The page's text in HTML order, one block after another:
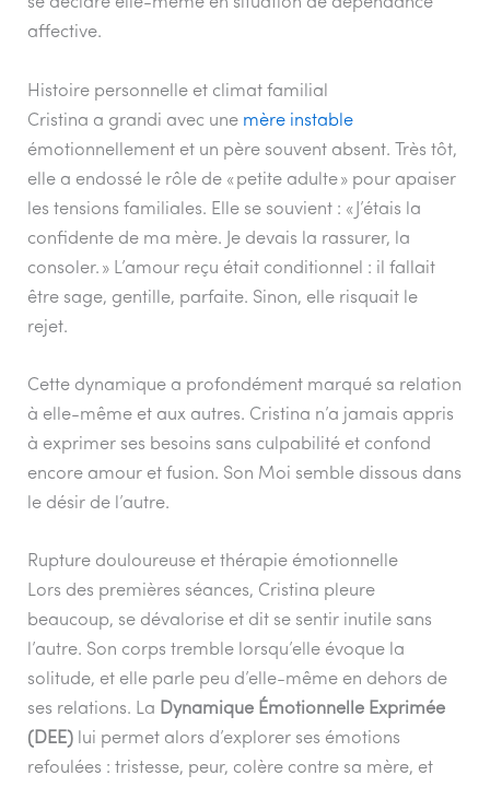
se déclare elle-même en situation de dépendance
affective.
Histoire personnelle et climat familial
Cristina a grandi avec une mère instable
émotionnellement et un père souvent absent. Très tôt,
elle a endossé le rôle de « petite adulte » pour apaiser
les tensions familiales. Elle se souvient : « J’étais la
confidente de ma mère. Je devais la rassurer, la
consoler. » L’amour reçu était conditionnel : il fallait
être sage, gentille, parfaite. Sinon, elle risquait le
rejet.
Cette dynamique a profondément marqué sa relation
à elle-même et aux autres. Cristina n’a jamais appris
à exprimer ses besoins sans culpabilité et confond
encore amour et fusion. Son Moi semble dissous dans
le désir de l’autre.
Rupture douloureuse et thérapie émotionnelle
Lors des premières séances, Cristina pleure
beaucoup, se dévalorise et dit se sentir inutile sans
l’autre. Son corps tremble lorsqu’elle évoque la
solitude, et elle parle peu d’elle-même en dehors de
ses relations. La Dynamique Émotionnelle Exprimée
(DEE) lui permet alors d’explorer ses émotions
refoulées : tristesse, peur, colère contre sa mère, et